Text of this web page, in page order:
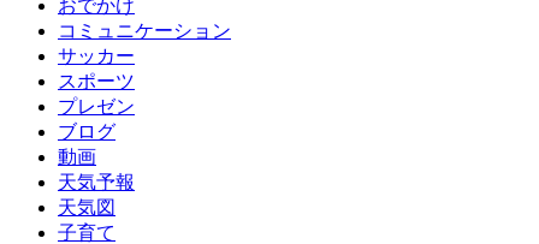
おでかけ
コミュニケーション
サッカー
スポーツ
プレゼン
ブログ
動画
天気予報
天気図
子育て